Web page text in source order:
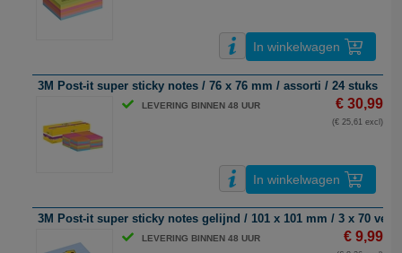
In winkelwagen
3M Post-it super sticky notes / 76 x 76 mm / assorti / 24 stuks
LEVERING BINNEN 48 UUR € 30,99
(€ 25,61 excl)
In winkelwagen
3M Post-it super sticky notes gelijnd / 101 x 101 mm / 3 x 70 vel
LEVERING BINNEN 48 UUR € 9,99